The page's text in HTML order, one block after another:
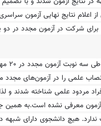
و برای شرکت در آزمون مجدد در
حداقل حد نصاب علمی را در آزمون‌های
مردود علمی شناخته شدند و
۱۴۰۱ مشمول شبهه در آزمون معرفی نشده
به دانشگاه‌ها صحت ندارد. هیچ دانشجوی دارای